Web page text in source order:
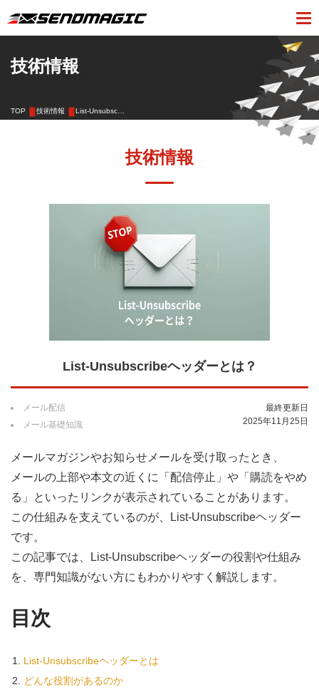
技術情報
TOP 技術情報 List-Unsubsc…
技術情報
List-Unsubscribeヘッダーとは？
メール配信
メール基礎知識
最終更新日
2025年11月25日
メールマガジンやお知らせメールを受け取ったとき、
メールの上部や本文の近くに「配信停止」や「購読をやめ
る」といったリンクが表示されていることがあります。
この仕組みを支えているのが、List-Unsubscribeヘッダー
です。
この記事では、List-Unsubscribeヘッダーの役割や仕組み
を、専門知識がない方にもわかりやすく解説します。
目次
List-Unsubscribeヘッダーとは
どんな役割があるのか